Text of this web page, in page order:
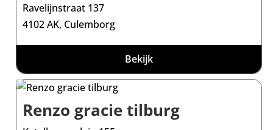
Ravelijnstraat 137
4102 AK, Culemborg
Bekijk
Renzo gracie tilburg